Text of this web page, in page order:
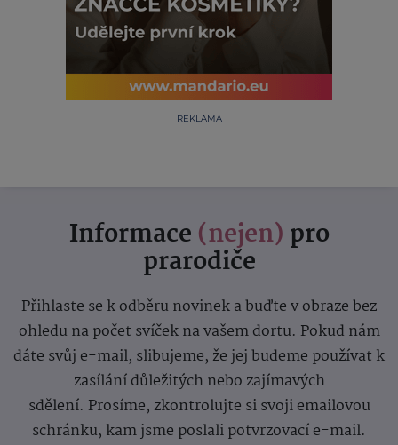
REKLAMA
Informace (nejen) pro
prarodiče
Přihlaste se k odběru novinek a buďte v obraze bez
ohledu na počet svíček na vašem dortu. Pokud nám
dáte svůj e-mail, slibujeme, že jej budeme používat k
zasílání důležitých nebo zajímavých
sdělení. Prosíme, zkontrolujte si svoji emailovou
schránku, kam jsme poslali potvrzovací e-mail.